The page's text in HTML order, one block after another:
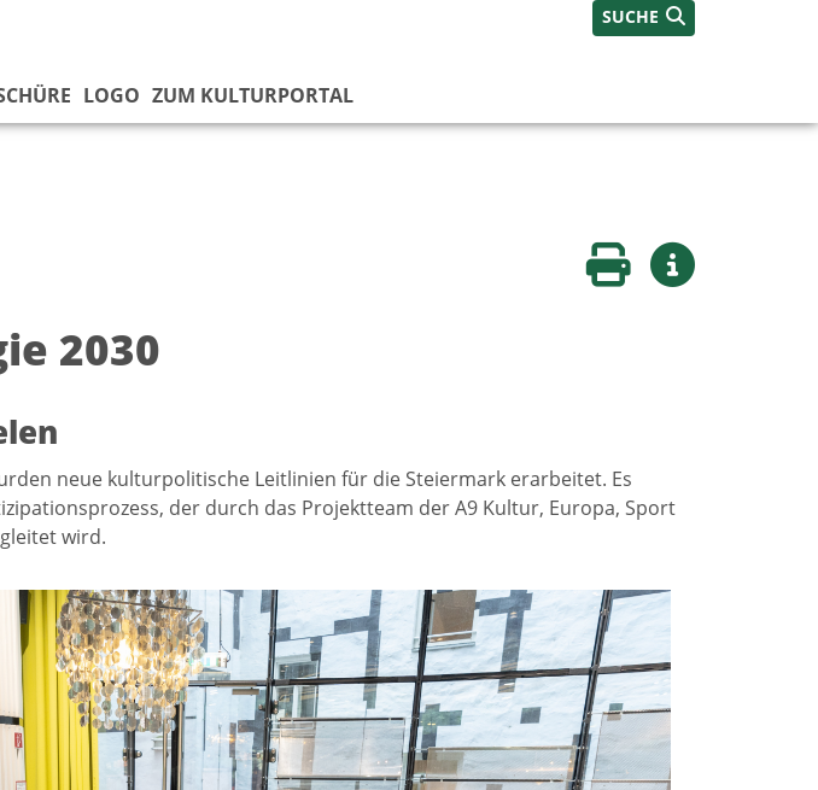
SUCHE
LOGO ZUM KULTURPORTAL
Seite druckenWeitere Infos
2030
neue kulturpolitische Leitlinien für die Steiermark erarbeitet. Es
der durch das Projektteam der A9 Kultur, Europa, Sport
wird.